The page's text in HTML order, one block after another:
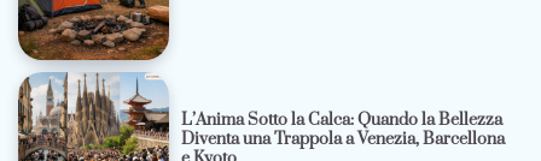
L’Anima Sotto la Calca: Quando la Bellezza
Diventa una Trappola a Venezia, Barcellona